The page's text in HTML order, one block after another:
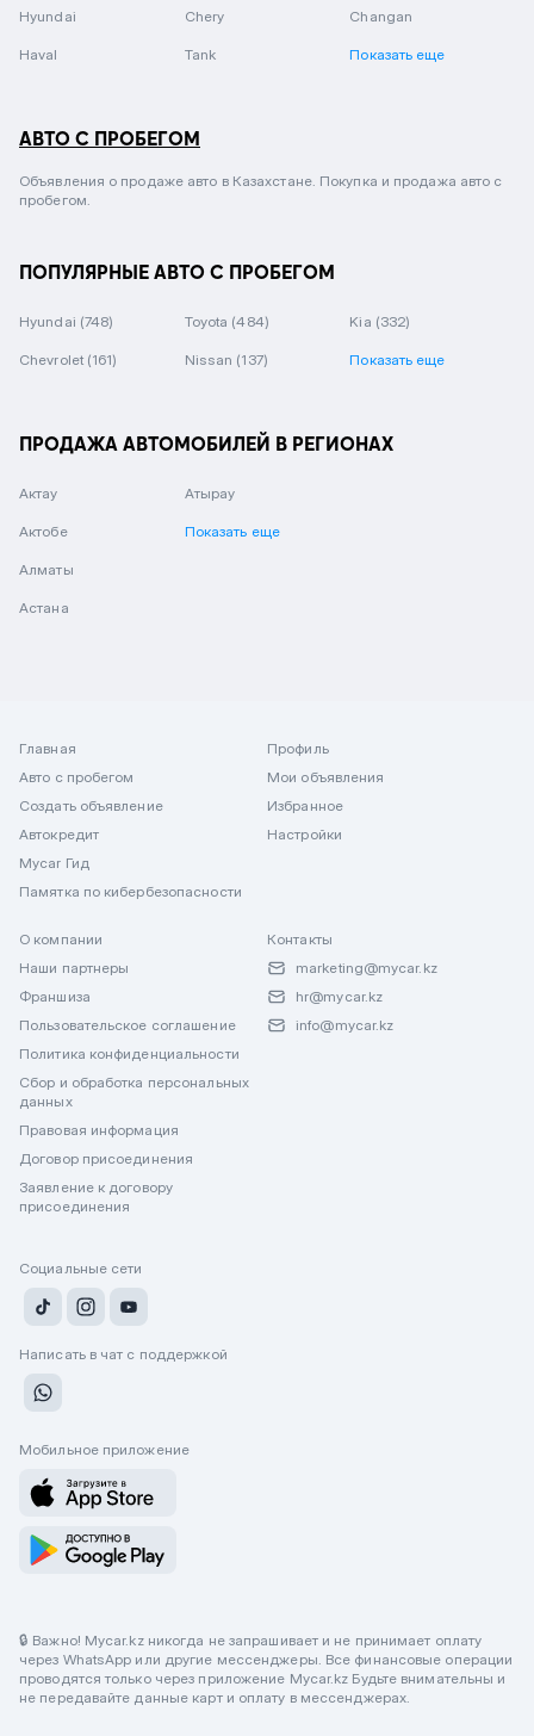
Hyundai Chery Changan
Haval Tank Показать еще
АВТО С ПРОБЕГОМ
Объявления о продаже авто в Казахстане. Покупка и продажа авто с
пробегом.
ПОПУЛЯРНЫЕ АВТО С ПРОБЕГОМ
Hyundai (748) Toyota (484) Kia (332)
Chevrolet (161) Nissan (137) Показать еще
ПРОДАЖА АВТОМОБИЛЕЙ В РЕГИОНАХ
Актау
Актобе
Алматы
Астана
Атырау
Показать еще
Главная
Авто с пробегом
Создать объявление
Автокредит
Mycar Гид
Памятка по кибербезопасности
Профиль
Мои объявления
Избранное
Настройки
О компании
Наши партнеры
Франшиза
Пользовательское соглашение
Политика конфиденциальности
Сбор и обработка персональных
данных
Правовая информация
Договор присоединения
Заявление к договору
присоединения
Контакты
marketing@mycar.kz
hr@mycar.kz
info@mycar.kz
Социальные сети
Написать в чат с поддержкой
Мобильное приложение
🔒 Важно! Mycar.kz никогда не запрашивает и не принимает оплату
через WhatsApp или другие мессенджеры. Все финансовые операции
проводятся только через приложение Mycar.kz Будьте внимательны и
не передавайте данные карт и оплату в мессенджерах.